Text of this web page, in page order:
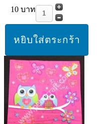
10 บาท